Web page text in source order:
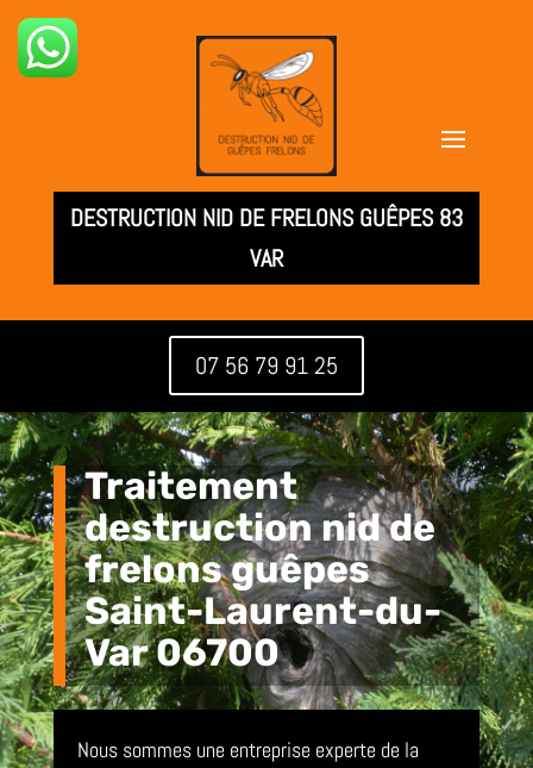
DESTRUCTION NID DE FRELONS GUÊPES 83
VAR
07 56 79 91 25
Traitement
destruction nid de
frelons guêpes
Saint-Laurent-du-
Var 06700
Nous sommes une entreprise experte de la